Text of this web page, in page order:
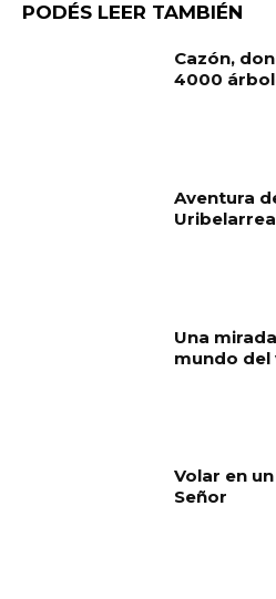
PODÉS LEER TAMBIÉN
Cazón,
4000
Aventura
Uribelarrea
Una
mundo del
Volar en
Señor